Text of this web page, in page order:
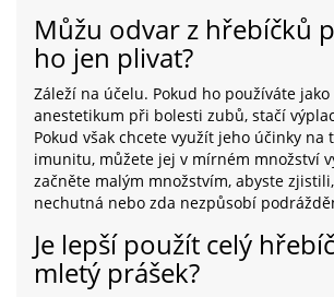
Můžu odvar z hřebíčků
ho jen plivat?
Záleží na účelu. Pokud ho používáte
anestetikum při bolesti zubů, stačí
Pokud však chcete využít jeho účinky na
imunitu, můžete jej v mírném množství
začněte malým množstvím, abyste
nechutná nebo zda nezpůsobí
Je lepší použít celý
mletý prášek?